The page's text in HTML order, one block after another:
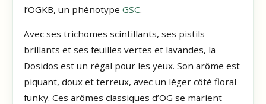
l’OGKB, un phénotype GSC.
Avec ses trichomes scintillants, ses pistils
brillants et ses feuilles vertes et lavandes, la
Dosidos est un régal pour les yeux. Son arôme est
piquant, doux et terreux, avec un léger côté floral
funky. Ces arômes classiques d’OG se marient